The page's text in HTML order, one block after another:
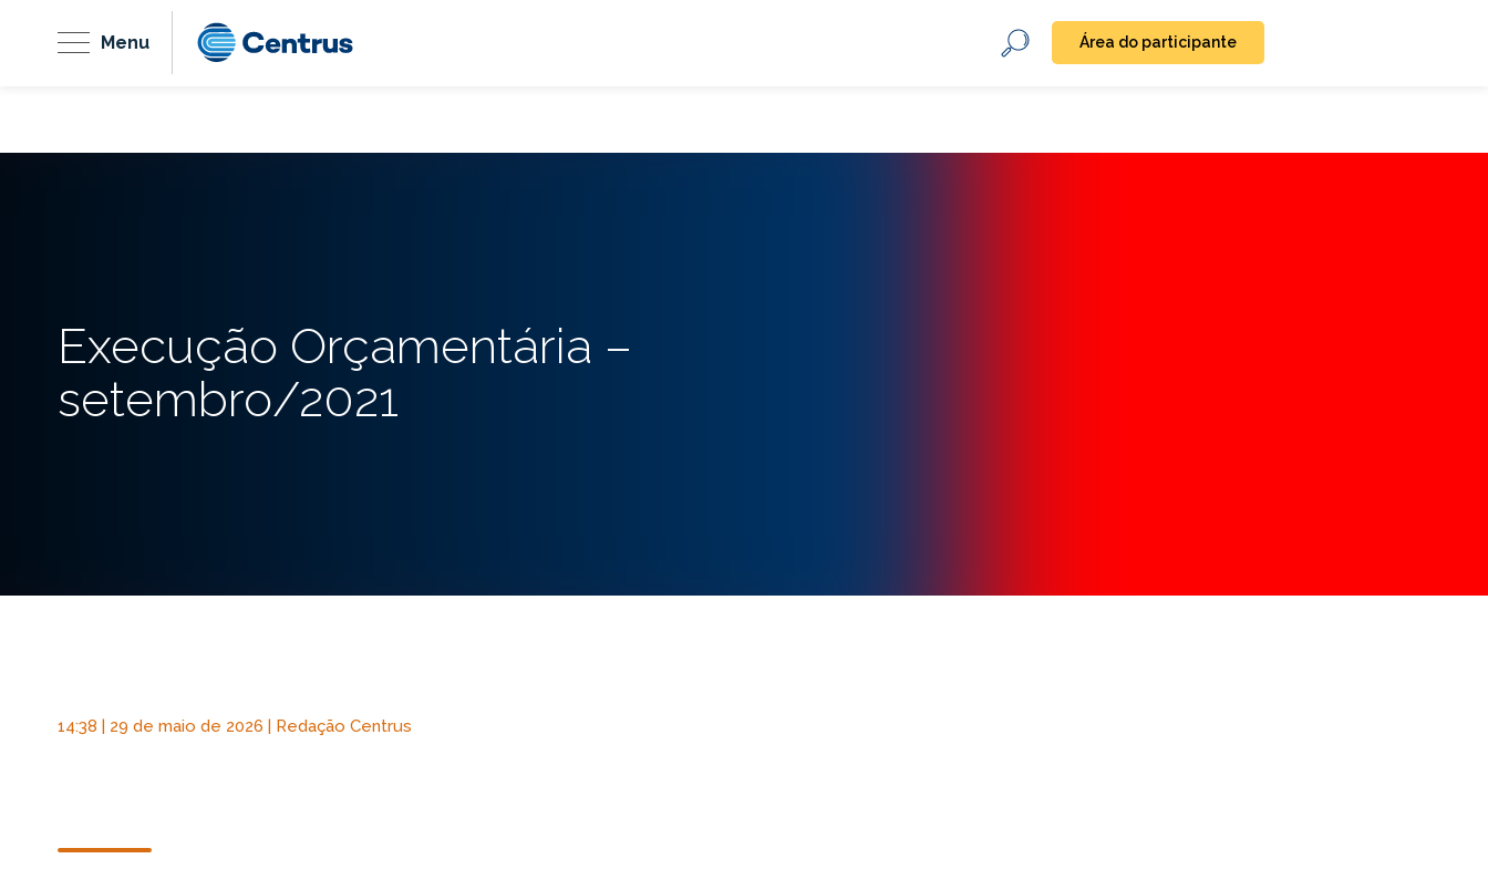
Menu Área do participante
Execução Orçamentária –
setembro/2021
14:38 | 29 de maio de 2026 | Redação Centrus